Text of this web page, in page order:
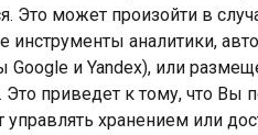
Это может произойти в
инструменты аналитики,
и Yandex), или
Это приведет к тому, что Вы
хранением или